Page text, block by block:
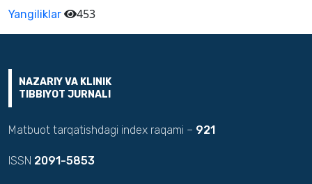
Yangiliklar 453
NAZARIY VA KLINIK
TIBBIYOT JURNALI
Matbuot tarqatishdagi index raqami – 921
ISSN 2091-5853